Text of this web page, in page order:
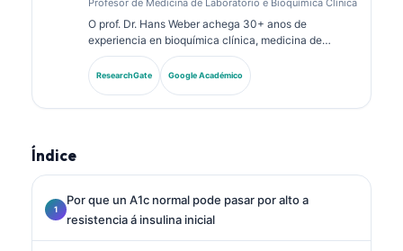
O prof. Dr. Hans Weber achega 30+ anos de
experiencia en bioquímica clínica, medicina de
laboratorio e investigación de biomarcadores. Ex
presidente da Sociedade Alemá de Química Clínica,
especialízase na análise de paneis diagnósticos, na
ResearchGate Google Académico
Índice
Por que un A1c normal pode pasar por alto a
resistencia á insulina inicial